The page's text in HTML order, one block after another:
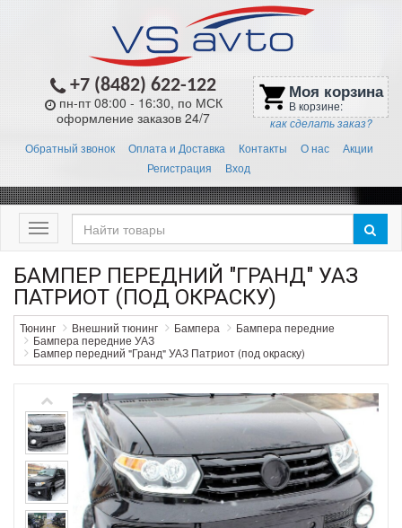
+7 (8482) 622-122
пн-пт 08:00 - 16:30, по МСК
оформление заказов 24/7
shopping_cart Моя корзина
В корзине:
как сделать заказ?
Обратный звонок Оплата и Доставка Контакты О нас
Акции
Регистрация
Вход
Меню
БАМПЕР ПЕРЕДНИЙ "ГРАНД" УАЗ
ПАТРИОТ (ПОД ОКРАСКУ)
Тюнинг Внешний тюнинг Бампера
Бампера передние
Бампера передние УАЗ
Бампер передний "Гранд" УАЗ Патриот (под окраску)